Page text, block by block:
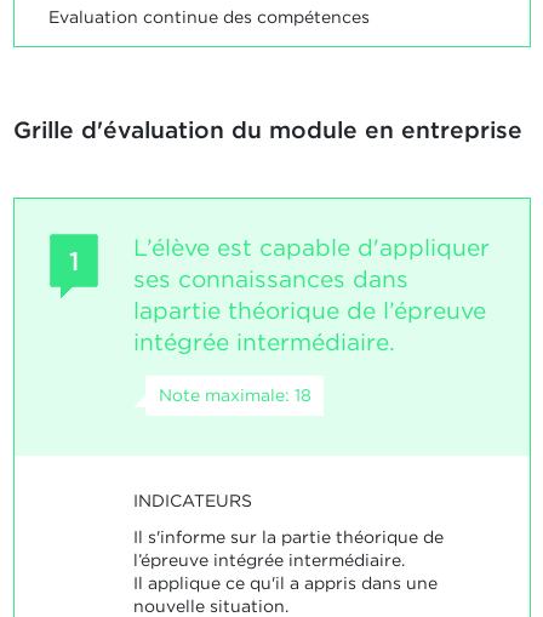
Evaluation continue des compétences
Grille d'évaluation du module en entreprise
1
L’élève est capable d'appliquer
ses connaissances dans
lapartie théorique de l’épreuve
intégrée intermédiaire.
Note maximale: 18
INDICATEURS
Il s'informe sur la partie théorique de
l’épreuve intégrée intermédiaire.
Il applique ce qu'il a appris dans une
nouvelle situation.